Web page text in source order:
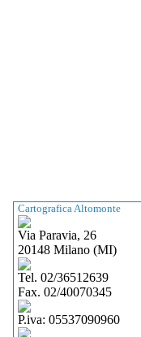
Cartografica Altomonte
Via Paravia, 26
20148 Milano (MI)
Tel. 02/36512639
Fax. 02/40070345
P.iva: 05537090960